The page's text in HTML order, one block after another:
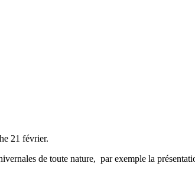
21 février.
de toute nature, par exemple la